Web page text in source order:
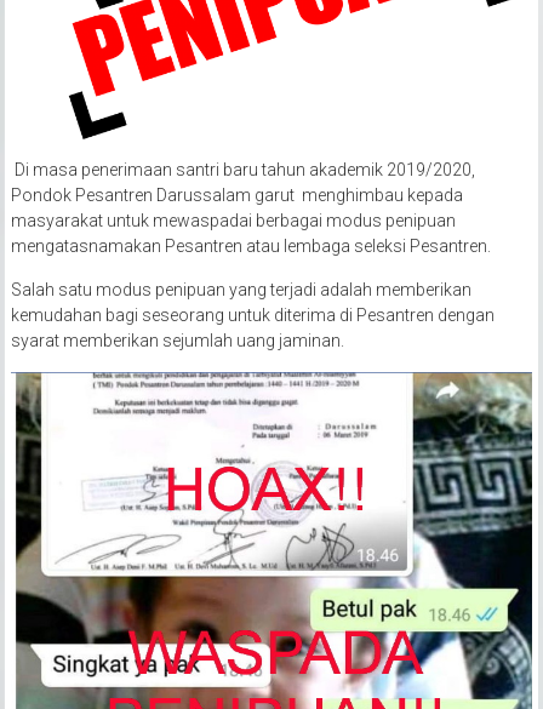
Di masa penerimaan santri baru tahun akademik 2019/2020,
Pondok Pesantren Darussalam garut menghimbau kepada
masyarakat untuk mewaspadai berbagai modus penipuan
mengatasnamakan Pesantren atau lembaga seleksi Pesantren.
Salah satu modus penipuan yang terjadi adalah memberikan
kemudahan bagi seseorang untuk diterima di Pesantren dengan
syarat memberikan sejumlah uang jaminan.